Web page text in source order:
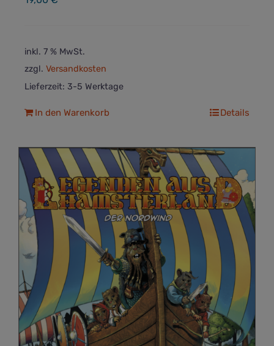
inkl. 7 % MwSt.
zzgl. Versandkosten
Lieferzeit: 3-5 Werktage
In den Warenkorb Details